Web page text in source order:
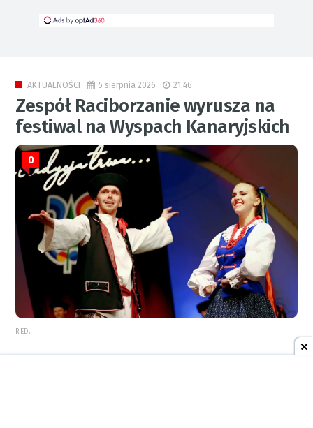
AKTUALNOŚCI 5 sierpnia 2026 21:46
Zespół Raciborzanie wyrusza na
festiwal na Wyspach Kanaryjskich
0
RED.